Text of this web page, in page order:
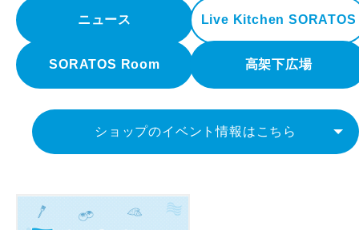
ニュース Live Kitchen SORATOS
SORATOS Room 高架下広場
ショップのイベント情報はこちら